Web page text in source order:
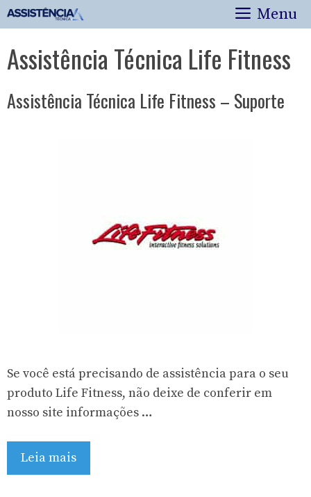
Pular
para
conteúdo
Menu
Assistência Técnica Life Fitness
Assistência Técnica Life Fitness – Suporte
Se você está precisando de assistência para o seu
produto Life Fitness, não deixe de conferir em
nosso site informações …
Leia mais